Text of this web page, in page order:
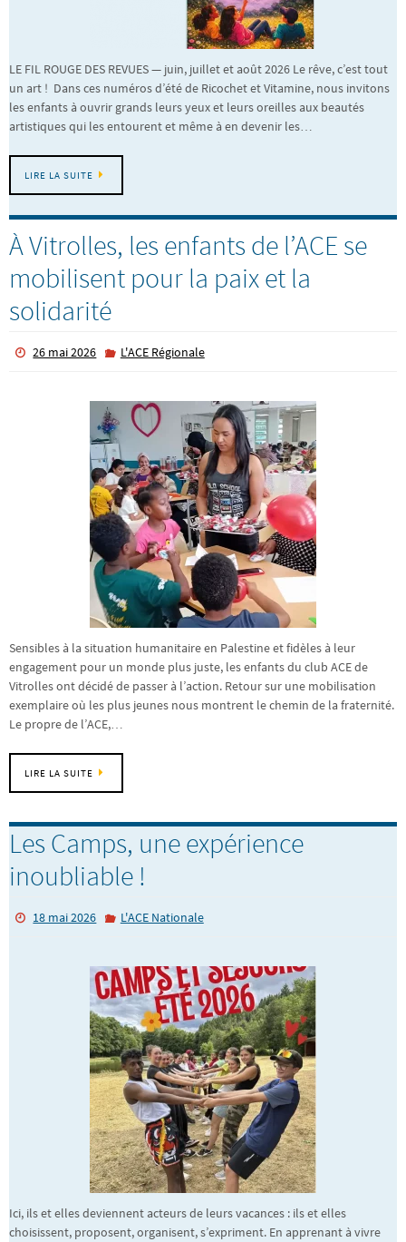
LE FIL ROUGE DES REVUES — juin, juillet et août 2026 Le rêve, c’est tout
un art ! Dans ces numéros d’été de Ricochet et Vitamine, nous invitons
les enfants à ouvrir grands leurs yeux et leurs oreilles aux beautés
artistiques qui les entourent et même à en devenir les…
LIRE LA SUITE
À Vitrolles, les enfants de l’ACE se
mobilisent pour la paix et la
solidarité
26 mai 2026 L'ACE Régionale
Sensibles à la situation humanitaire en Palestine et fidèles à leur
engagement pour un monde plus juste, les enfants du club ACE de
Vitrolles ont décidé de passer à l’action. Retour sur une mobilisation
exemplaire où les plus jeunes nous montrent le chemin de la fraternité.
Le propre de l’ACE,…
LIRE LA SUITE
Les Camps, une expérience
inoubliable !
18 mai 2026 L'ACE Nationale
Ici, ils et elles deviennent acteurs de leurs vacances : ils et elles
choisissent, proposent, organisent, s’expriment. En apprenant à vivre